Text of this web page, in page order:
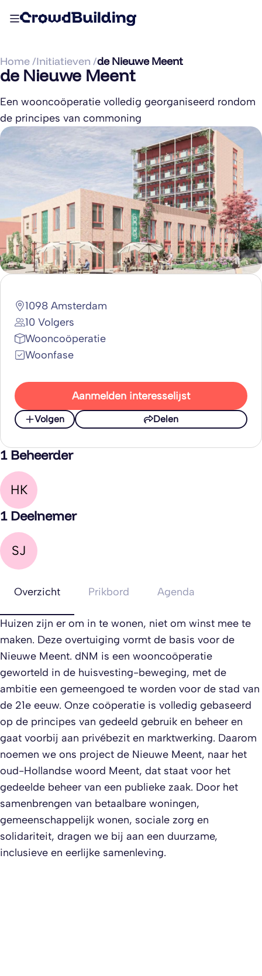
Home /Initiatieven /de Nieuwe Meent
de Nieuwe Meent
Een wooncoöperatie volledig georganiseerd rondom
de principes van commoning
1098 Amsterdam
10 Volgers
Wooncoöperatie
Woonfase
Aanmelden interesselijst
Volgen Delen
1 Beheerder
HK
1 Deelnemer
SJ
Overzicht Prikbord Agenda
Huizen zijn er om in te wonen, niet om winst mee te
maken. Deze overtuiging vormt de basis voor de
Nieuwe Meent. dNM is een wooncoöperatie
geworteld in de huisvesting-beweging, met de
ambitie een gemeengoed te worden voor de stad van
de 21e eeuw. Onze coöperatie is volledig gebaseerd
op de principes van gedeeld gebruik en beheer en
gaat voorbij aan privébezit en marktwerking. Daarom
noemen we ons project de Nieuwe Meent, naar het
oud-Hollandse woord Meent, dat staat voor het
gedeelde beheer van een publieke zaak. Door het
samenbrengen van betaalbare woningen,
gemeenschappelijk wonen, sociale zorg en
solidariteit, dragen we bij aan een duurzame,
inclusieve en eerlijke samenleving.